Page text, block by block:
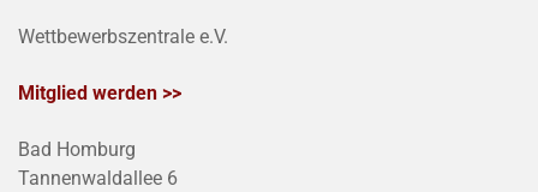
Wettbewerbszentrale e.V.
Mitglied werden >>
Bad Homburg
Tannenwaldallee 6